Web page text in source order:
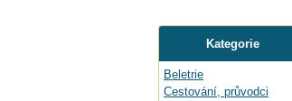
Kategorie
Beletrie
Cestování, průvodci